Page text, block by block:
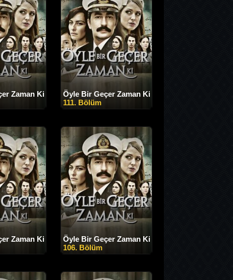
Zaman Ki
Öyle Bir Geçer Zaman Ki
111. Bölüm
Zaman Ki
Öyle Bir Geçer Zaman Ki
106. Bölüm